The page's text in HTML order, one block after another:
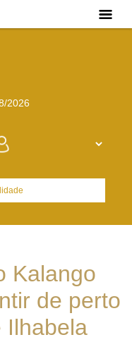
Kalango
de perto
Ilhabela